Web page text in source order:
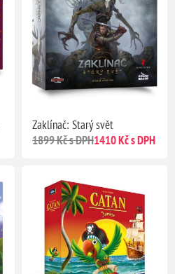
Zaklínač: Starý svět
1899 Kč s DPH1410 Kč s DPH